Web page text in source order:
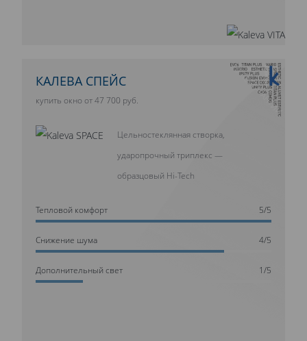
10 ЛЕТ ГАРАНТИИ
КАЛЕВА СПЕЙС
купить окно от 47 700 руб.
Цельностеклянная створка,
ударопрочный триплекс —
образцовый Hi-Tech
Тепловой комфорт 5/5
Cнижение шума 4/5
Дополнительный свет 1/5